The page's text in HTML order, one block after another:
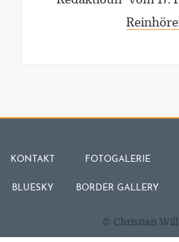
KONTAKT
BLUESKY
FOTOGALERIE
BORDER GALLERY
© Christian